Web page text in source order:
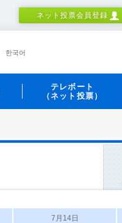
ネット投票会員登録
한국어
テレボート
（ネット投票）
7月14日